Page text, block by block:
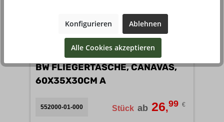
BW FLIEGERTASCHE, CANAVAS,
60X35X30CM A
552000-01-000 Stück ab 26,99 €
Konfigurieren Ablehnen
Alle Cookies akzeptieren